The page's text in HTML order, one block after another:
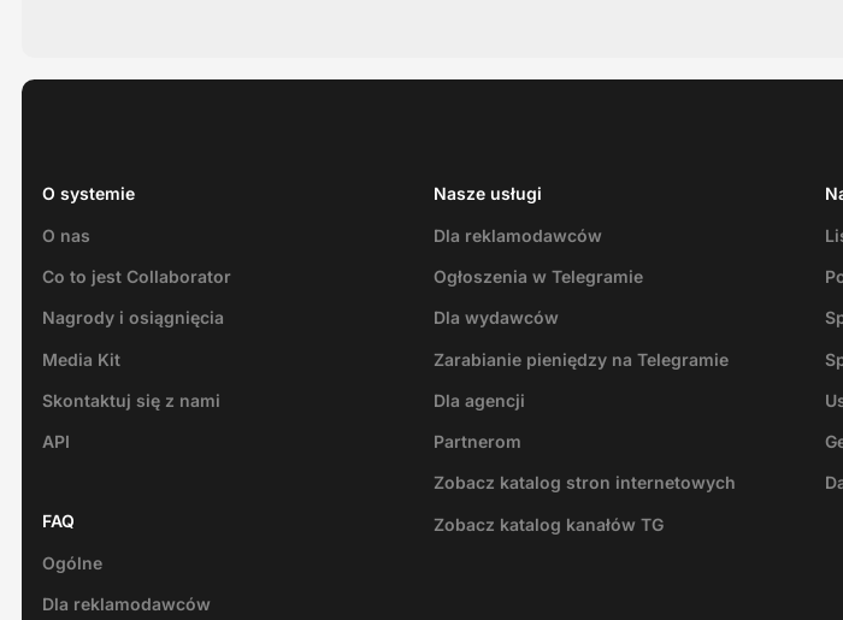
O systemie
O nas
Co to jest Collaborator
Nagrody i osiągnięcia
Media Kit
Skontaktuj się z nami
API
FAQ
Ogólne
Dla reklamodawców
Nasze usługi
Dla reklamodawców
Ogłoszenia w Telegramie
Dla wydawców
Zarabianie pieniędzy na Telegramie
Dla agencji
Partnerom
Zobacz katalog stron internetowych
Zobacz katalog kanałów TG